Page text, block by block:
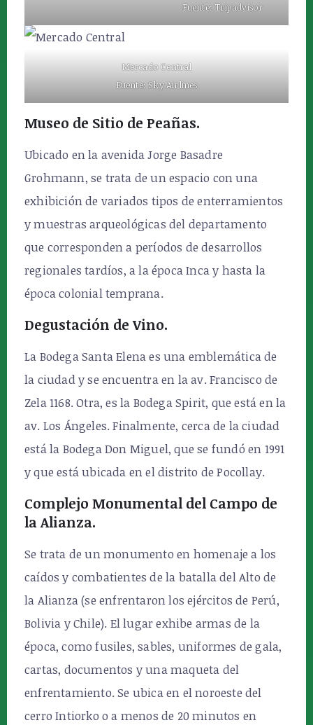
Fuente: Tripadvisor
Mercado Central
Fuente: Sky Airlines
Museo de Sitio de Peañas.
Ubicado en la avenida Jorge Basadre
Grohmann, se trata de un espacio con una
exhibición de variados tipos de enterramientos
y muestras arqueológicas del departamento
que corresponden a períodos de desarrollos
regionales tardíos, a la época Inca y hasta la
época colonial temprana.
Degustación de Vino.
La Bodega Santa Elena es una emblemática de
la ciudad y se encuentra en la av. Francisco de
Zela 1168. Otra, es la Bodega Spirit, que está en la
av. Los Ángeles. Finalmente, cerca de la ciudad
está la Bodega Don Miguel, que se fundó en 1991
y que está ubicada en el distrito de Pocollay.
Complejo Monumental del Campo de
la Alianza.
Se trata de un monumento en homenaje a los
caídos y combatientes de la batalla del Alto de
la Alianza (se enfrentaron los ejércitos de Perú,
Bolivia y Chile). El lugar exhibe armas de la
época, como fusiles, sables, uniformes de gala,
cartas, documentos y una maqueta del
enfrentamiento. Se ubica en el noroeste del
cerro Intiorko o a menos de 20 minutos en